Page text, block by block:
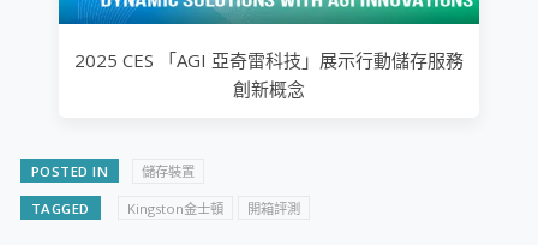
2025 CES 「AGI 亞奇雷科技」展示行動儲存服務
創新概念
POSTED IN 儲存裝置
TAGGED Kingston金士頓 ​開箱評測